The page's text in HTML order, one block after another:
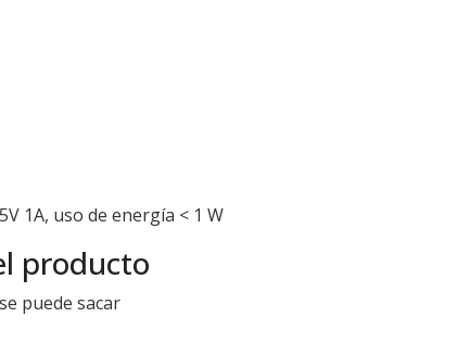
1A, uso de energía < 1 W
producto
puede sacar